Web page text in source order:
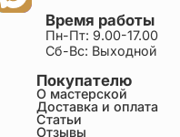
Покупателю
О мастерской
Доставка и оплата
Статьи
Отзывы
Время работы
Пн-Пт: 9.00-17.00
Сб-Вс: Выходной